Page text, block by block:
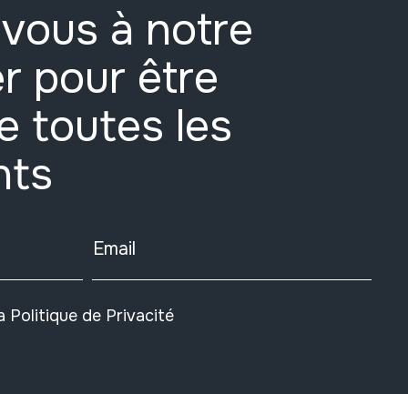
à notre
pour être
toutes les
Email
Politique de Privacité